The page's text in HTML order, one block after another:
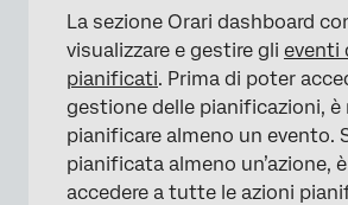
La sezione Orari dashboard
visualizzare e gestire gli eventi
pianificati. Prima di poter
gestione delle pianificazioni, è
pianificare almeno un evento.
pianificata almeno un’azione,
accedere a tutte le azioni